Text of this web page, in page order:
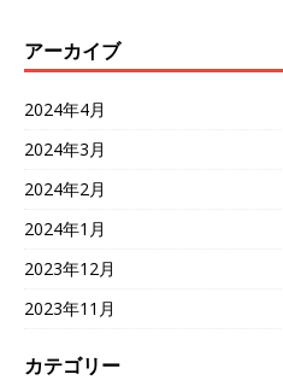
アーカイブ
2024年4月
2024年3月
2024年2月
2024年1月
2023年12月
2023年11月
カテゴリー